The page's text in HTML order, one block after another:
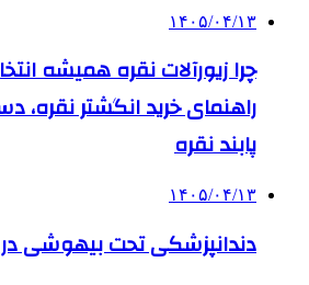
۱۴۰۵/۰۴/۱۳
چرا زیورآلات نقره همیشه
راهنمای خرید انگشتر نقره،
پابند نقره
۱۴۰۵/۰۴/۱۳
دندانپزشکی تحت بیهوشی